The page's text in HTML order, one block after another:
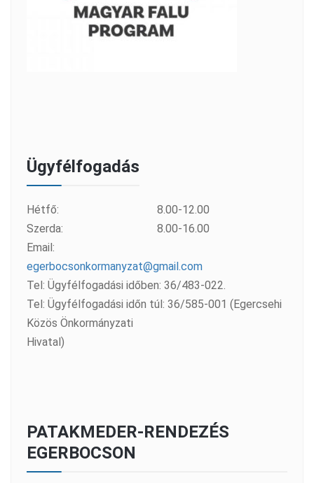
Ügyfélfogadás
Hétfő:
8.00-12.00
Szerda:
8.00-16.00
Email:
egerbocsonkormanyzat@gmail.com
Tel: Ügyfélfogadási időben: 36/483-022.
Tel: Ügyfélfogadási időn túl: 36/585-001 (Egercsehi
Közös Önkormányzati
Hivatal)
PATAKMEDER-RENDEZÉS
EGERBOCSON